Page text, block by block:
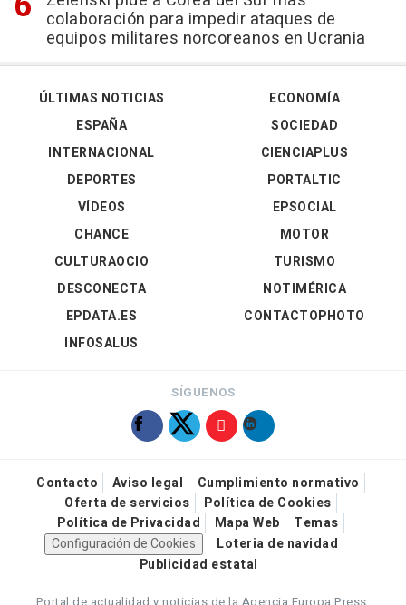
colaboración para impedir ataques de
equipos militares norcoreanos en Ucrania
ÚLTIMAS NOTICIAS
ESPAÑA
INTERNACIONAL
DEPORTES
VÍDEOS
ECONOMÍA
SOCIEDAD
CIENCIAPLUS
PORTALTIC
EPSOCIAL
CHANCE
CULTURAOCIO
DESCONECTA
EPDATA.ES
INFOSALUS
MOTOR
TURISMO
NOTIMÉRICA
CONTACTOPHOTO
SÍGUENOS
Contacto Aviso legal
Cumplimiento normativo
Oferta de servicios
Política de Cookies
Política de Privacidad
Mapa Web
Temas
Configuración de Cookies
Loteria de navidad
Publicidad estatal